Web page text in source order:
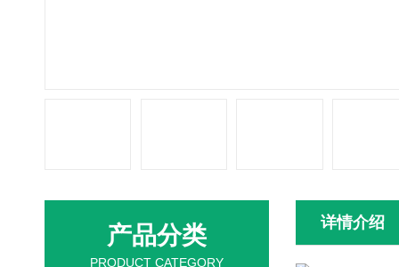
详情介绍
产品分类
PRODUCT CATEGORY